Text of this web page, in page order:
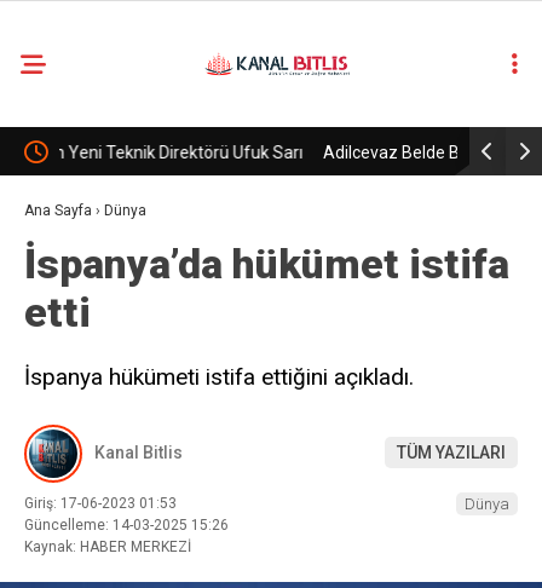
Ufuk Sarı Adilcevaz Belde Belediyesi, Ak Parti’ye geçti.
Ana Sayfa › Dünya
İspanya’da hükümet istifa
etti
İspanya hükümeti istifa ettiğini açıkladı.
Kanal Bitlis TÜM YAZILARI
Giriş: 17-06-2023 01:53
Güncelleme: 14-03-2025 15:26
Kaynak: HABER MERKEZİ
Dünya